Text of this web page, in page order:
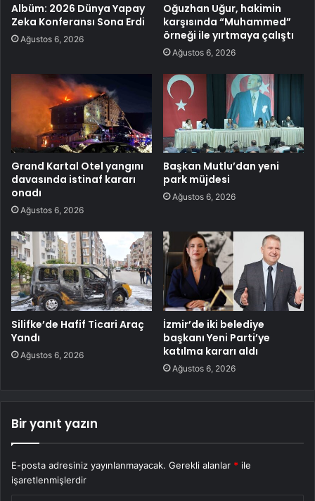
Albüm: 2026 Dünya Yapay
Zeka Konferansı Sona Erdi
Ağustos 6, 2026
Oğuzhan Uğur, hakimin
karşısında “Muhammed”
örneği ile yırtmaya çalıştı
Ağustos 6, 2026
Grand Kartal Otel yangını
davasında istinaf kararı
onadı
Ağustos 6, 2026
Başkan Mutlu’dan yeni
park müjdesi
Ağustos 6, 2026
Silifke’de Hafif Ticari Araç
Yandı
Ağustos 6, 2026
İzmir’de iki belediye
başkanı Yeni Parti’ye
katılma kararı aldı
Ağustos 6, 2026
Bir yanıt yazın
E-posta adresiniz yayınlanmayacak. Gerekli alanlar * ile
işaretlenmişlerdir